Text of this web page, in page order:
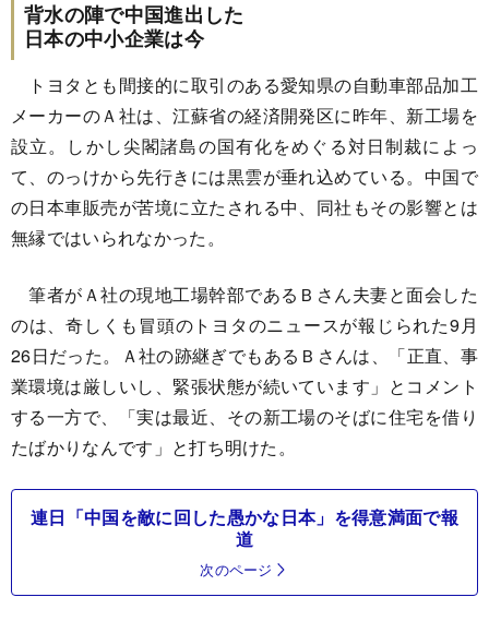
背水の陣で中国進出した
日本の中小企業は今
トヨタとも間接的に取引のある愛知県の自動車部品加工
メーカーのＡ社は、江蘇省の経済開発区に昨年、新工場を
設立。しかし尖閣諸島の国有化をめぐる対日制裁によっ
て、のっけから先行きには黒雲が垂れ込めている。中国で
の日本車販売が苦境に立たされる中、同社もその影響とは
無縁ではいられなかった。
筆者がＡ社の現地工場幹部であるＢさん夫妻と面会した
のは、奇しくも冒頭のトヨタのニュースが報じられた9月
26日だった。Ａ社の跡継ぎでもあるＢさんは、「正直、事
業環境は厳しいし、緊張状態が続いています」とコメント
する一方で、「実は最近、その新工場のそばに住宅を借り
たばかりなんです」と打ち明けた。
連日「中国を敵に回した愚かな日本」を得意満面で報
道
次のページ